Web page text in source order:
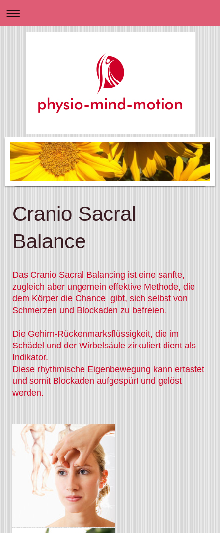
Cranio Sacral
Balance
Das Cranio Sacral Balancing ist eine sanfte,
zugleich aber ungemein effektive Methode, die
dem Körper die Chance gibt, sich selbst von
Schmerzen und Blockaden zu befreien.
Die Gehirn-Rückenmarksflüssigkeit, die im
Schädel und der Wirbelsäule zirkuliert dient als
Indikator.
Diese rhythmische Eigenbewegung kann ertastet
und somit Blockaden aufgespürt und gelöst
werden.